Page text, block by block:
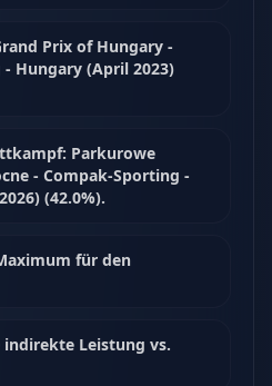
Prix of Hungary -
Hungary (April 2023)
Parkurowe
- Compak-Sporting -
(42.0%).
für den
Leistung vs.